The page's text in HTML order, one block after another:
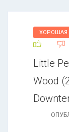
ХОРОШАЯ
Little
Wood